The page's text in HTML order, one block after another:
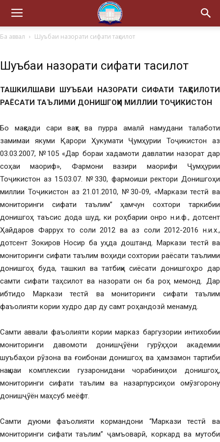
Ба аввал Шуъбаи назорати сифати таҳсилот
Шуъбаи назорати сифати таҳсилот
ТАШКИЛШАВИ ШУЪБАИ НАЗОРАТИ СИФАТИ ТАҲСИЛОТИ
РАЁСАТИ ТАЪЛИМИ ДОНИШГОҲИ МИЛЛИИ ТОҶИКИСТОН
Бо мақсади сари вақт ва пурра амалӣ намудани талаботи
замимаи якуми Қарори Ҳукумати Ҷумҳурии Тоҷикистон аз
03.03.2007, №105 «Дар бораи хадамоти давлатии назорат дар
соҳаи маориф», Фармони вазири маорифи Ҷумҳурии
Тоҷикистон аз 15.03.07. №330, фармоиши ректори Донишгоҳи
миллии Тоҷикистон аз 21.01.2010, №30-09, «Маркази тестӣ ва
мониторинги сифати таълим” ҳамчун сохтори таркибии
донишгоҳ таъсис дода шуд, ки роҳбарии онро н.и.ф., дотсент
Ҳайдаров Фаррух то соли 2012 ва аз соли 2012-2016 н.и.х.,
дотсент Зокиров Носир ба уҳда доштанд. Маркази тестӣ ва
мониторинги сифати таълим воҳиди сохтории раёсати таълими
донишгоҳ буда, ташкил ва татбиқи сиёсати донишгоҳро дар
самти сифати таҳсилот ва назорати он ба роҳ мемонд. Дар
ибтидо Маркази тестӣ ва мониторинги сифати таълим
фаъолияти кории худро дар ду самт роҳандозӣ менамуд.
Самти аввали фаъолияти кории марказ баргузории интихобии
мониторинги давомоти донишҷӯёни гурӯҳҳои академии
шуъбаҳои рӯзона ва ғоибонаи донишгоҳ ва ҳамзамон тартиби
нақшаи комплексии гузаронидани чорабиниҳои донишгоҳ,
мониторинги сифати таълим ва назарпурсиҳои омӯзгорону
донишҷӯён маҳсуб меёфт.
Самти дуюми фаъолияти кормандони “Маркази тестӣ ва
мониторинги сифати таълим” ҷамъоварӣ, коркард ва мутобиқ